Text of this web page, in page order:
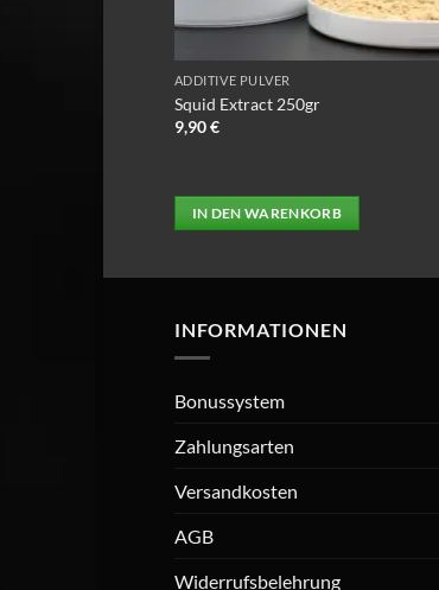
ADDITIVE PULVER
Squid Extract 250gr
9,90€
IN DEN WARENKORB
INFORMATIONEN
Bonussystem
Zahlungsarten
Versandkosten
AGB
Widerrufsbelehrung